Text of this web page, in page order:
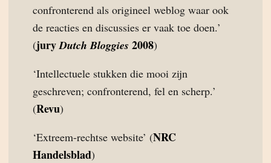
confronterend als origineel weblog waar ook
de reacties en discussies er vaak toe doen.’
(juryDutch Bloggies 2008)
‘Intellectuele stukken die mooi zijn
geschreven; confronterend, fel en scherp.’
(Revu)
‘Extreem-rechtse website’ (NRC
Handelsblad)